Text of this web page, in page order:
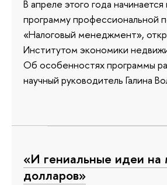
В апреле этого года
программу профессиональной
«Налоговый менеджмент»,
Институтом экономики
Об особенностях программы
научный руководитель Галина
«И гениальные идеи на
долларов»